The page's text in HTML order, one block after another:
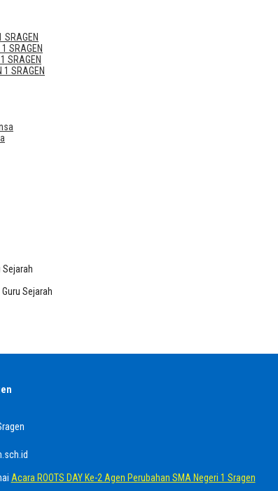
SRAGEN
SRAGEN
SRAGEN
1 SRAGEN
Sejarah
Guru Sejarah
Acara ROOTS DAY Ke-2 Agen Perubahan SMA Negeri 1 Sragen